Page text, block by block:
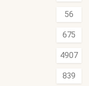
56
675
4907
839